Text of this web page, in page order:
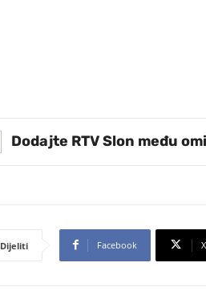
Dodajte RTV Slon među
Dijeliti Facebook X